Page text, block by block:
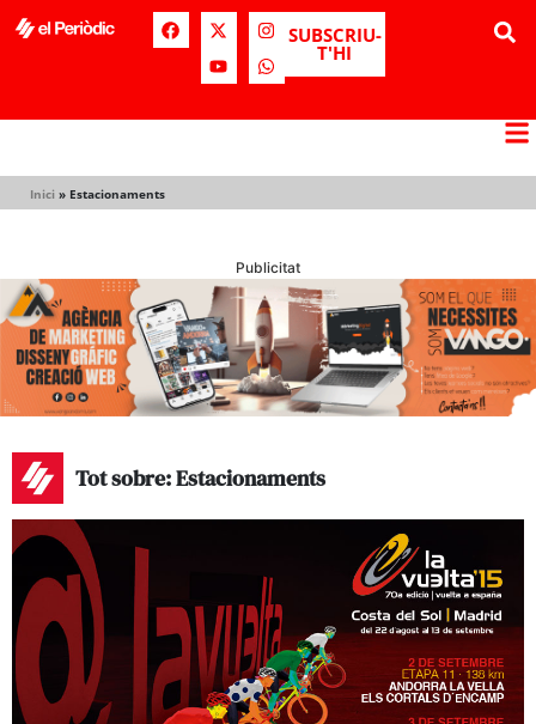
SUBSCRIU-
T'HI
Inici » Estacionaments
Publicitat
Tot sobre: Estacionaments